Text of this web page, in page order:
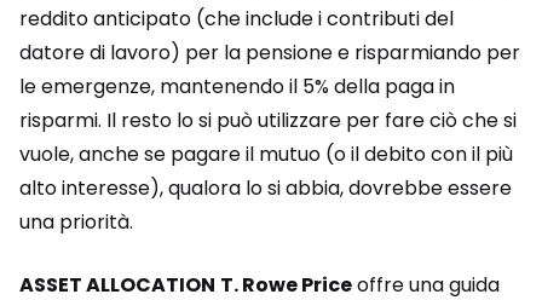
reddito anticipato (che include i contributi del
datore di lavoro) per la pensione e risparmiando per
le emergenze, mantenendo il 5% della paga in
risparmi. Il resto lo si può utilizzare per fare ciò che si
vuole, anche se pagare il mutuo (o il debito con il più
alto interesse), qualora lo si abbia, dovrebbe essere
una priorità.
ASSET ALLOCATION T. Rowe Priceoffre una guida